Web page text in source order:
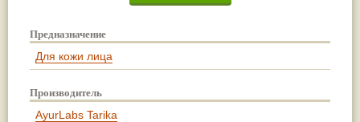
Предназначение
Для кожи лица
Производитель
AyurLabs Tarika